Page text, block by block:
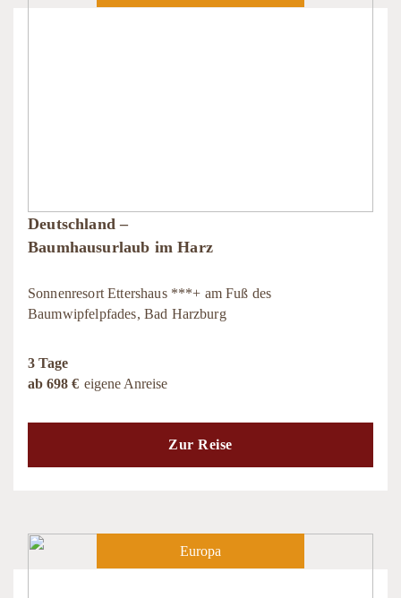
Deutschland –
Baumhausurlaub im Harz
Sonnenresort Ettershaus ***+ am Fuß des
Baumwipfelpfades, Bad Harzburg
3 Tage
ab 698 € eigene Anreise
Zur Reise
Europa